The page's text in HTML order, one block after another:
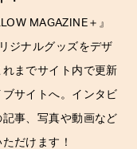
MAGAZINE ＋ 』
ジナルグッズをデザ
までサイト内で更新
サイトへ。インタビ
事、写真や動画など
だけます！